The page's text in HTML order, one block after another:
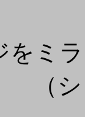
ミ
（シ